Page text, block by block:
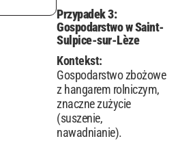
Przypadek 3:
Gospodarstwo w Saint-
Sulpice-sur-Lèze
Kontekst:
Gospodarstwo zbożowe
z hangarem rolniczym,
znaczne zużycie
(suszenie,
nawadnianie).